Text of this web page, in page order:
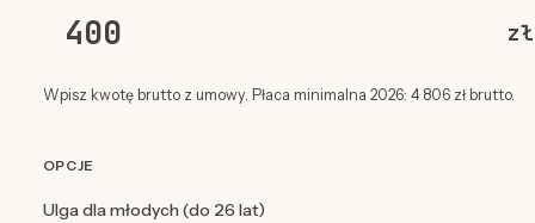
zł
Wpisz kwotę brutto z umowy. Płaca minimalna 2026: 4 806 zł brutto.
OPCJE
Ulga dla młodych (do 26 lat)